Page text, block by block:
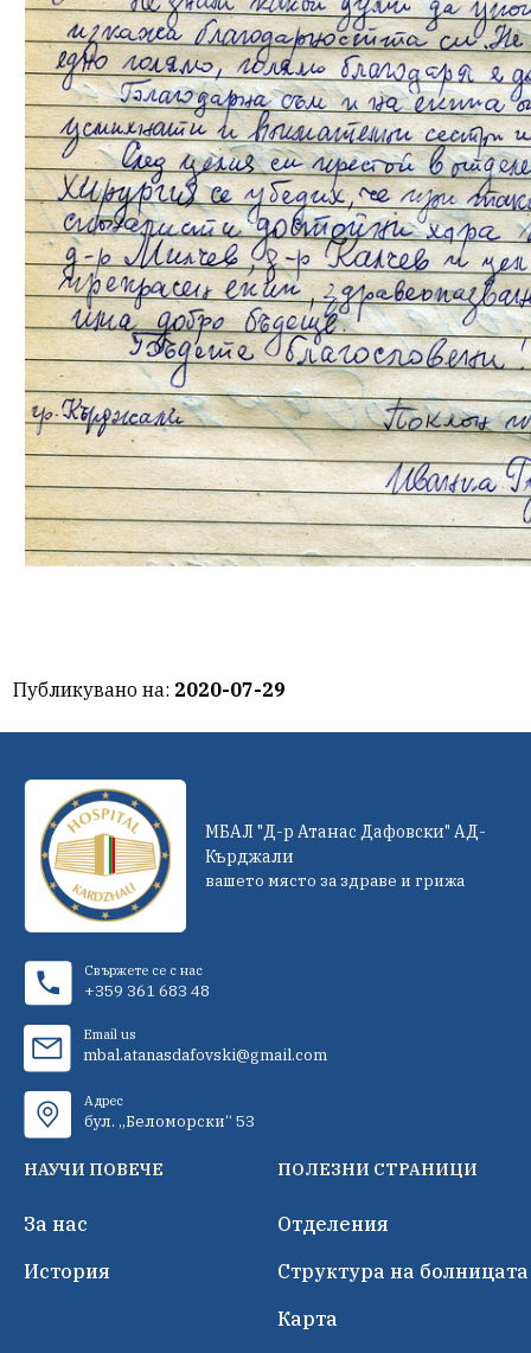
Публикувано на: 2020-07-29
МБАЛ "Д-р Атанас Дафовски" АД-
Кърджали
вашето място за здраве и грижа
Свържете се с нас
+359 361 683 48
Email us
mbal.atanasdafovski@gmail.com
Адрес
бул. „Беломорски“ 53
НАУЧИ ПОВЕЧЕ
За нас
История
ПОЛЕЗНИ СТРАНИЦИ
Отделения
Структура на болницата
Карта